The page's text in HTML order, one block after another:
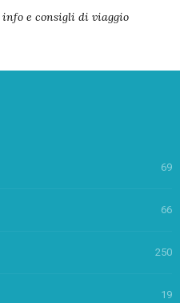
info e consigli di viaggio
69
66
250
19